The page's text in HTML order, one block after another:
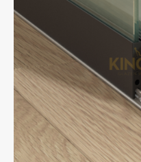
Montage
Betaalmethoden
Garantie
Veelgestelde vragen